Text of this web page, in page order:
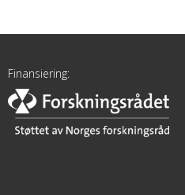
Finansiering: